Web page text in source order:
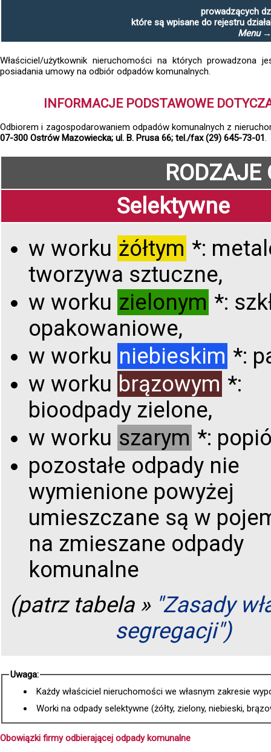
prowadzących
które są wpisane do rejestru
Menu
Właściciel/użytkownik nieruchomości na których prowadzona
posiadania umowy na odbiór odpadów komunalnych.
INFORMACJE PODSTAWOWE
Odbiorem i zagospodarowaniem odpadów komunalnych z
07-300 Ostrów Mazowiecka; ul. B. Prusa 66; tel./fax (29) 645-73-01
RODZAJE
Selektywne
w worku żółtym *:
tworzywa sztuczne,
w worku zielonym *:
opakowaniowe,
w worku niebieskim *:
w worku brązowym *:
bioodpady zielone,
w worku szarym *:
pozostałe odpady nie
wymienione powyżej
umieszczane są w
na zmieszane odpady
komunalne
(patrz tabela » "Zasady
segregacji")
Uwaga:
Każdy właściciel nieruchomości we własnym zakresie
Worki na odpady selektywne (żółty, zielony, niebieski,
Obowiązki firmy odbierającej odpady komunalne